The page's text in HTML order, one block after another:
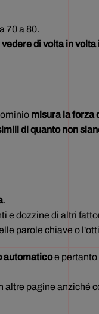
70 a 80.
di volta in
misura la forza
di quanto non
.
e dozzine di altri
parole chiave o
automaticoe pertanto
pagine anziché